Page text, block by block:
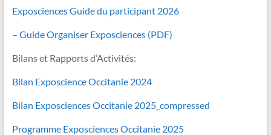
Exposciences Guide du participant 2026
– Guide Organiser Exposciences (PDF)
Bilans et Rapports d’Activités:
Bilan Exposcience Occitanie 2024
Bilan Exposciences Occitanie 2025_compressed
Programme Exposciences Occitanie 2025